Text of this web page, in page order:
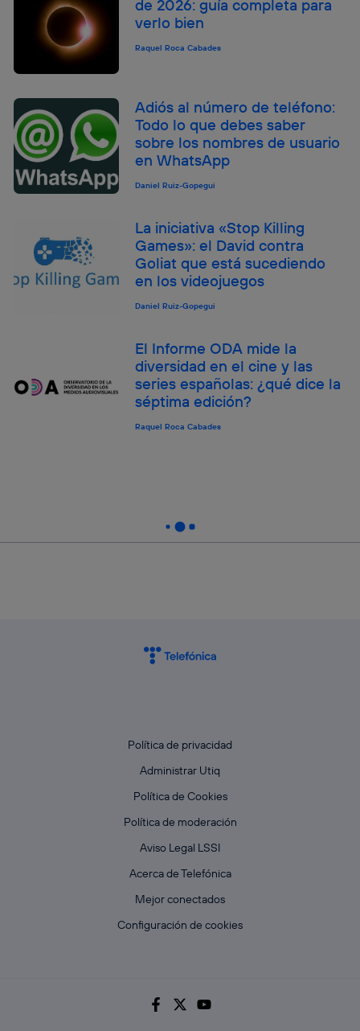
de 2026: guía completa para
verlo bien
Raquel Roca Cabades
Adiós al número de teléfono:
Todo lo que debes saber
sobre los nombres de usuario
en WhatsApp
Daniel Ruiz-Gopegui
La iniciativa «Stop Killing
Games»: el David contra
Goliat que está sucediendo
en los videojuegos
Daniel Ruiz-Gopegui
El Informe ODA mide la
diversidad en el cine y las
series españolas: ¿qué dice la
séptima edición?
Raquel Roca Cabades
Política de privacidad
Administrar Utiq
Política de Cookies
Política de moderación
Aviso Legal LSSI
Acerca de Telefónica
Mejor conectados
Configuración de cookies